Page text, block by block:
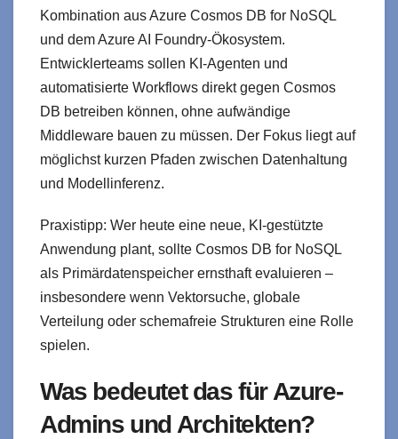
Kombination aus Azure Cosmos DB for NoSQL
und dem Azure AI Foundry-Ökosystem.
Entwicklerteams sollen KI-Agenten und
automatisierte Workflows direkt gegen Cosmos
DB betreiben können, ohne aufwändige
Middleware bauen zu müssen. Der Fokus liegt auf
möglichst kurzen Pfaden zwischen Datenhaltung
und Modellinferenz.
Praxistipp: Wer heute eine neue, KI-gestützte
Anwendung plant, sollte Cosmos DB for NoSQL
als Primärdatenspeicher ernsthaft evaluieren –
insbesondere wenn Vektorsuche, globale
Verteilung oder schemafreie Strukturen eine Rolle
spielen.
Was bedeutet das für Azure-
Admins und Architekten?